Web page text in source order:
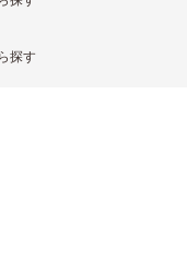
探す